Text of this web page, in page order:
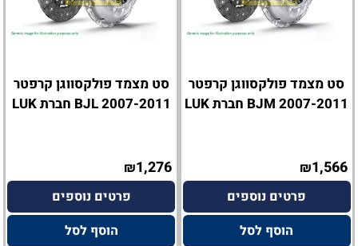
סט מצמד פולקסווגן קרפטר
2007-2011 BJM חברת LUK
₪1,566
פרטים נוספים
הוסף לסל
סט מצמד פולקסווגן קרפטר
2007-2011 BJL חברת LUK
₪1,276
פרטים נוספים
הוסף לסל